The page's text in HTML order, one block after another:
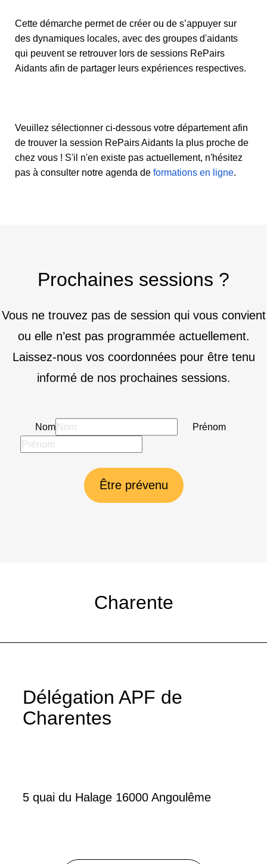
Cette démarche permet de créer ou de s’appuyer sur
des dynamiques locales, avec des groupes d'aidants
qui peuvent se retrouver lors de sessions RePairs
Aidants afin de partager leurs expériences respectives.
Veuillez sélectionner ci-dessous votre département afin
de trouver la session RePairs Aidants la plus proche de
chez vous ! S'il n'en existe pas actuellement, n'hésitez
pas à consulter notre agenda de formations en ligne.
Prochaines sessions ?
Vous ne trouvez pas de session qui vous convient
ou elle n’est pas programmée actuellement.
Laissez-nous vos coordonnées pour être tenu
informé de nos prochaines sessions.
Nom Prénom
Être prévenu
Charente
Délégation APF de
Charentes
5 quai du Halage 16000 Angoulême